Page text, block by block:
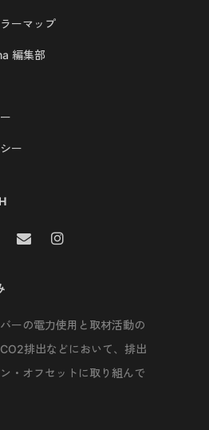
ーマップ
編集部
ー
ーの電力使用と取材活動の
排出などにおいて、排出
・オフセットに取り組んで